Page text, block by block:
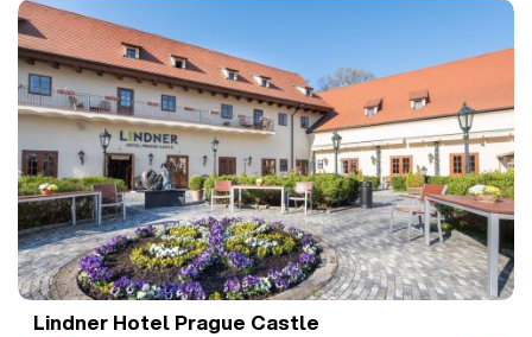
nechávají ožít tradiční kuchyni našich předků s nádechem
moderní doby. Menu obsahuje zvěřinu a vybraná jídla české i
mezinárodní kuchyně.
Lindner Hotel Prague Castle